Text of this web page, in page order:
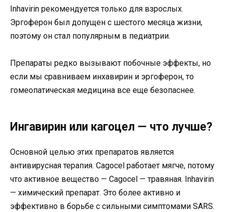
Inhavirin рекомендуется только для взрослых.
Эргоферон был допущен с шестого месяца жизни,
поэтому он стал популярным в педиатрии.
Препараты редко вызывают побочные эффекты, но
если мы сравниваем инхавирин и эргоферон, то
гомеопатическая медицина все еще безопаснее.
Ингавирин или кагоцел — что лучше?
Основной целью этих препаратов является
антивирусная терапия. Cagocel работает мягче, потому
что активное вещество — Cagocel — травяная. Inhavirin
— химический препарат. Это более активно и
эффективно в борьбе с сильными симптомами SARS.